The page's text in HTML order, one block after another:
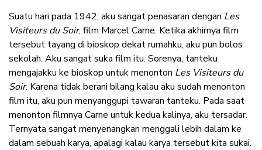
Suatu hari pada 1942, aku sangat penasaran dengan Les
Visiteurs du Soir, film Marcel Carne. Ketika akhirnya film
tersebut tayang di bioskop dekat rumahku, aku pun bolos
sekolah. Aku sangat suka film itu. Sorenya, tanteku
mengajakku ke bioskop untuk menonton Les Visiteurs du
Soir. Karena tidak berani bilang kalau aku sudah menonton
film itu, aku pun menyanggupi tawaran tanteku. Pada saat
menonton filmnya Carne untuk kedua kalinya, aku tersadar.
Ternyata sangat menyenangkan menggali lebih dalam ke
dalam sebuah karya, apalagi kalau karya tersebut kita sukai.